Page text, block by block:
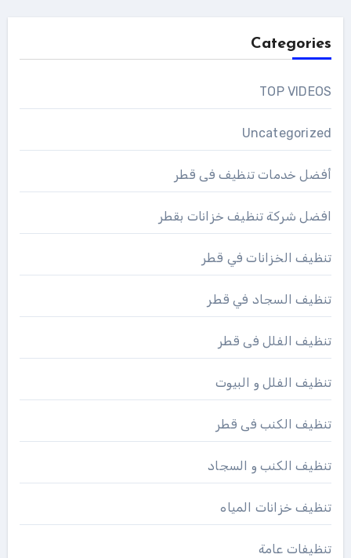
Categories
TOP VIDEOS
Uncategorized
أفضل خدمات تنظيف فى قطر
افضل شركة تنظيف خزانات بقطر
تنظيف الخزانات في قطر
تنظيف السجاد في قطر
تنظيف الفلل فى قطر
تنظيف الفلل و البيوت
تنظيف الكنب فى قطر
تنظيف الكنب و السجاد
تنظيف خزانات المياه
تنظيفات عامة